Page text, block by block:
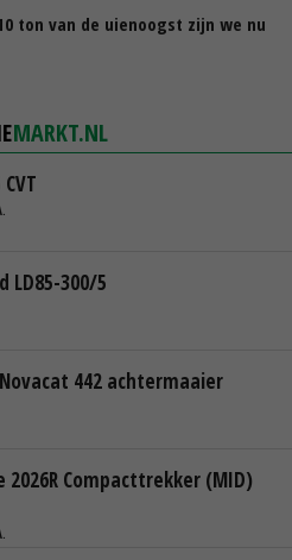
ton van de uienoogst zijn we nu
MARKT.NL
LD85-300/5
442 achtermaaier
2026R Compacttrekker (MID)